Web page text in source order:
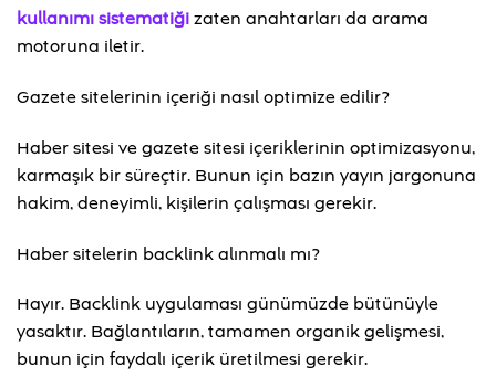
kullanımı sistematiğizaten anahtarları da arama
motoruna iletir.
Gazete sitelerinin içeriği nasıl optimize edilir?
Haber sitesi ve gazete sitesi içeriklerinin optimizasyonu,
karmaşık bir süreçtir. Bunun için bazın yayın jargonuna
hakim, deneyimli, kişilerin çalışması gerekir.
Haber sitelerin backlink alınmalı mı?
Hayır. Backlink uygulaması günümüzde bütünüyle
yasaktır. Bağlantıların, tamamen organik gelişmesi,
bunun için faydalı içerik üretilmesi gerekir.